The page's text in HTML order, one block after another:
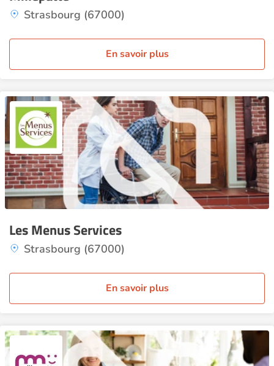
Strasbourg (67000)
En savoir plus
Les Menus Services
Strasbourg (67000)
En savoir plus